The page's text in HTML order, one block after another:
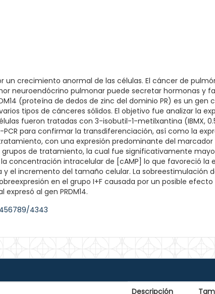
un crecimiento anormal de las células. El cáncer de
neuroendócrino pulmonar puede secretar hormonas y
(proteína de dedos de zinc del dominio PR) es un
tipos de cánceres sólidos. El objetivo fue analizar la
fueron tratadas con 3-isobutil-1-metilxantina (IBMX,
PCR para confirmar la transdiferenciación, así como la
con una expresión predominante del marcador
grupos de tratamiento, la cual fue significativamente
concentración intracelular de [cAMP] lo que favoreció la
el incremento del tamaño celular. La sobreestimulación
en el grupo I+F causada por un posible
al gen PRDM14.
4343
Descripción